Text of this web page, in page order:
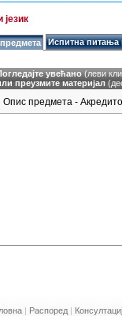
језик
Испитна питања
увећано(леви
преузмите материјал
Опис предмета -
| Распоред|